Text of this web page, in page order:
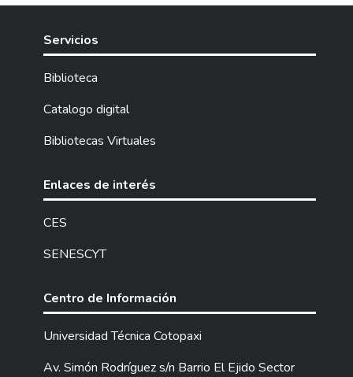
Servicios
Biblioteca
Catalogo digital
Bibliotecas Virtuales
Enlaces de interés
CES
SENESCYT
Centro de Información
Universidad Técnica Cotopaxi
Av. Simón Rodríguez s/n Barrio El Ejido Sector